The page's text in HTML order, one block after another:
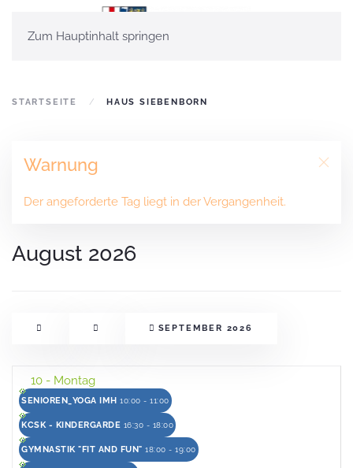
Zum Hauptinhalt springen
STARTSEITE HAUS SIEBENBORN
Warnung
Der angeforderte Tag liegt in der Vergangenheit.
August 2026
SEPTEMBER 2026
10 - Montag
SENIOREN_YOGA IMH 10:00 - 11:00
KCSK - KINDERGARDE 16:30 - 18:00
GYMNASTIK "FIT AND FUN" 18:00 - 19:00